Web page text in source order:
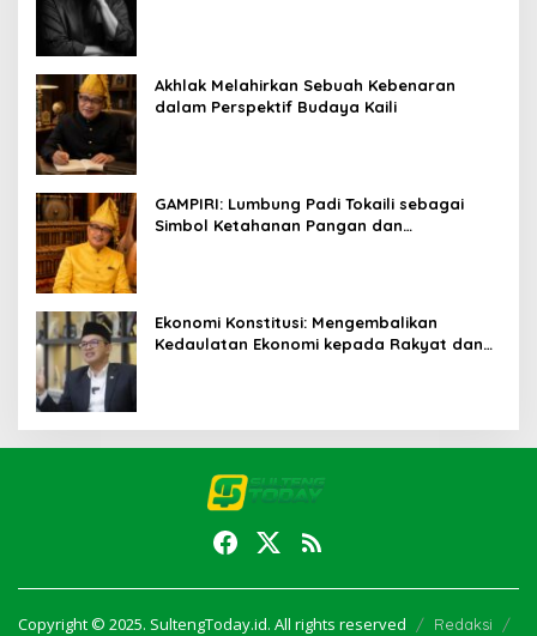
Akhlak Melahirkan Sebuah Kebenaran
dalam Perspektif Budaya Kaili
GAMPIRI: Lumbung Padi Tokaili sebagai
Simbol Ketahanan Pangan dan
Ekonomi Konstitusi: Mengembalikan
Kedaulatan Ekonomi kepada Rakyat dan
Copyright © 2025. SultengToday.id. All rights reserved
Redaksi